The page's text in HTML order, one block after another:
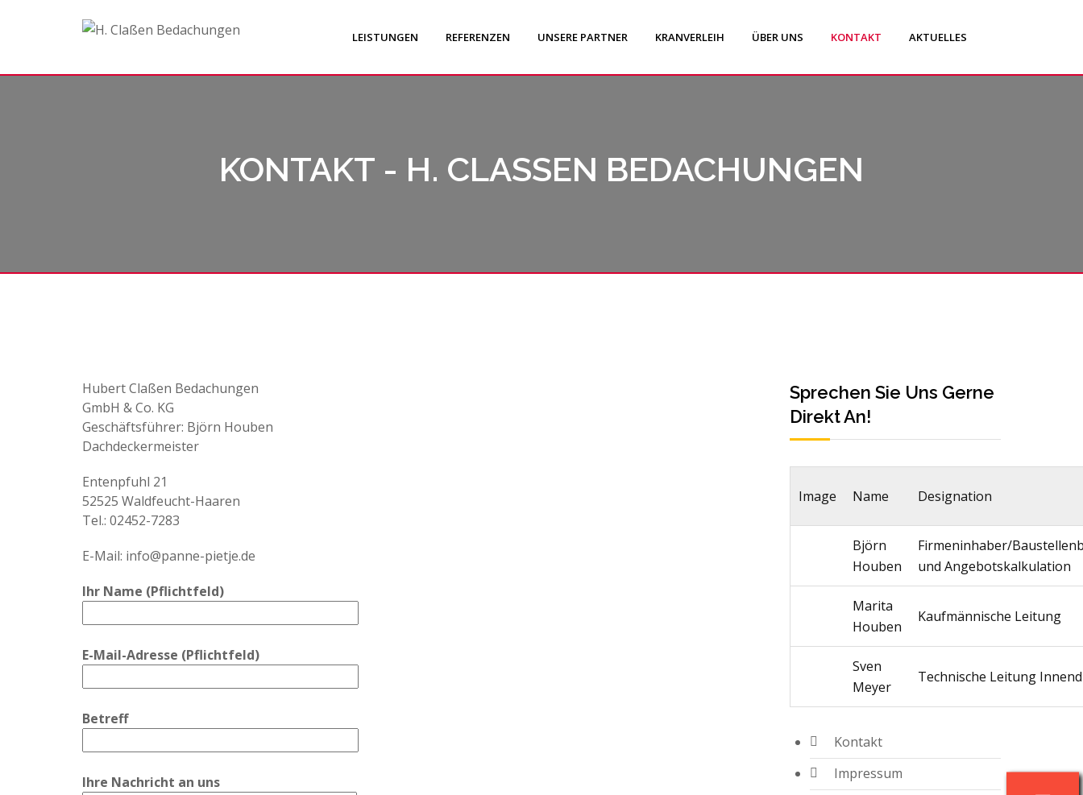
LEISTUNGEN REFERENZEN UNSERE PARTNER KRANVERLEIH ÜBER UNS KONTAKT AKTUELLES
KONTAKT - H. CLASSEN BEDACHUNGEN
Hubert Claßen Bedachungen
GmbH & Co. KG
Geschäftsführer: Björn Houben
Dachdeckermeister
Entenpfuhl 21
52525 Waldfeucht-Haaren
Tel.: 02452-7283
E-Mail: info@panne-pietje.de
Ihr Name (Pflichtfeld)
E-Mail-Adresse (Pflichtfeld)
Betreff
Ihre Nachricht an uns
Sprechen Sie Uns Gerne
Direkt An!
Image Name Designation
Björn
Houben
Firmeninhaber/
und Angebotskalkulation
Marita
Houben
Kaufmännische Leitung
Sven
Meyer
Technische Leitung
Kontakt
Impressum